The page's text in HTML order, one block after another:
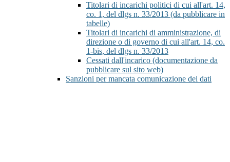
Titolari di incarichi politici di cui all'art. 14,
co. 1, del dlgs n. 33/2013 (da pubblicare in
tabelle)
Titolari di incarichi di amministrazione, di
direzione o di governo di cui all'art. 14, co.
1-bis, del dlgs n. 33/2013
Cessati dall'incarico (documentazione da
pubblicare sul sito web)
Sanzioni per mancata comunicazione dei dati